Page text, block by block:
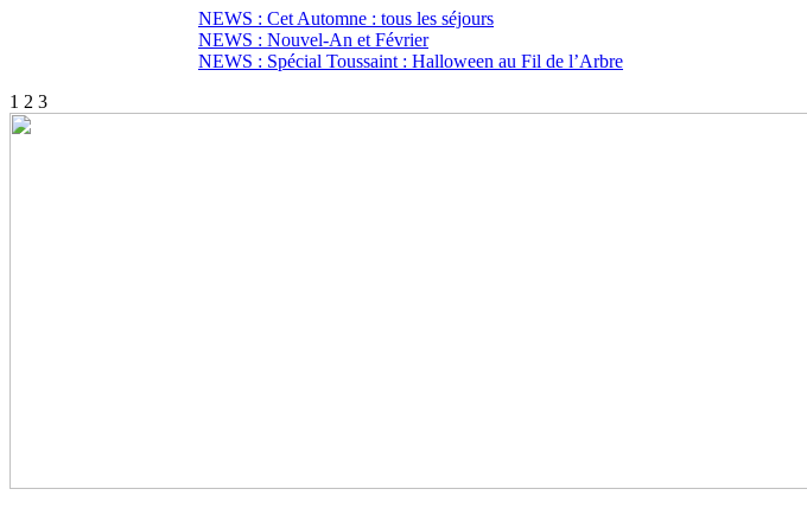
NEWS : Cet Automne : tous les séjours
NEWS : Nouvel-An et Février
NEWS : Spécial Toussaint : Halloween au Fil de l’Arbre
1 2 3